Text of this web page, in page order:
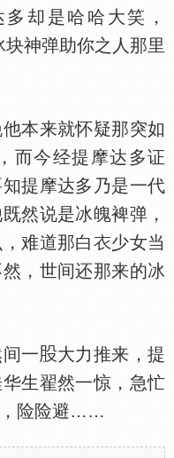
却是哈哈大笑，
神弹助你之人那里
本来就怀疑那突如
而今经提摩达多证
提摩达多乃是一代
然说是冰魄裨弹，
难道那白
少女当
，世间还那来的冰
一
大力推来，提
生翟然一惊，急忙
，险险避……